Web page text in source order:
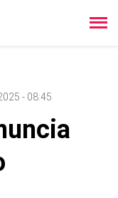
- 08:45